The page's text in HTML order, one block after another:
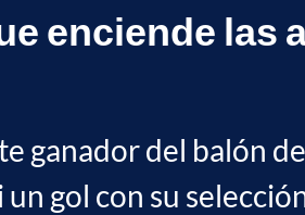
enciende las
ganador del balón
gol con su